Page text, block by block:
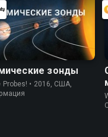
зонды
Probes! • 2016, США,